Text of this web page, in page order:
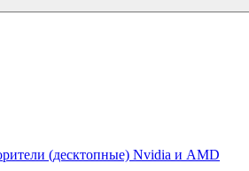
(десктопные) Nvidia и AMD